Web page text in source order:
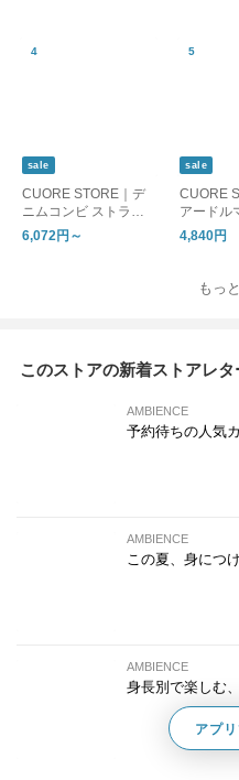
sale
CUORE STORE｜デ
ニムコンビ ストライ
プスカート
6,072円～
sale
CUORE
アードル
ルオーバー
4,840円
もっ
このストアの新着ストアレタ
AMBIENCE
予約待ちの人気
AMBIENCE
この夏、身につ
AMBIENCE
身長別で楽しむ
アプ